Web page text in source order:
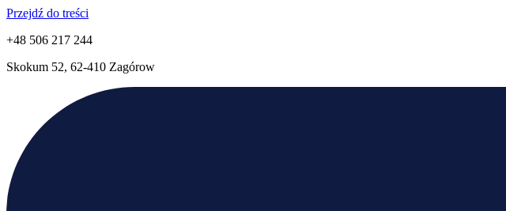
Przejdź do treści
+48 506 217 244
Skokum 52, 62-410 Zagórow